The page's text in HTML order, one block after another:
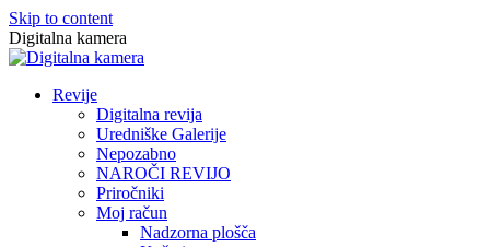
Skip to content
Digitalna kamera
Revije
Digitalna revija
Uredniške Galerije
Nepozabno
NAROČI REVIJO
Priročniki
Moj račun
Nadzorna plošča